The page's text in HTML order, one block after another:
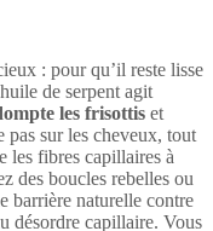
: pour qu’il reste lisse
de serpent agit
les frisottis et
pas sur les cheveux, tout
les fibres capillaires à
des boucles rebelles ou
barrière naturelle contre
désordre capillaire. Vous